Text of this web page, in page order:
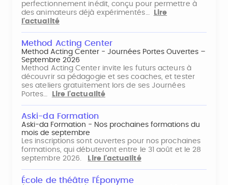
perfectionnement inédit, conçu pour permettre à
des animateurs déjà expérimentés…
Lire
l'actualité
Method Acting Center
Method Acting Center - Journées Portes Ouvertes –
Septembre 2026
Method Acting Center invite les futurs acteurs à
découvrir sa pédagogie et ses coaches, et tester
ses ateliers gratuitement lors de ses Journées
Portes…
Lire l'actualité
Aski-da Formation
Aski-da Formation - Nos prochaines formations du
mois de septembre
Les inscriptions sont ouvertes pour nos prochaines
formations, qui débuteront entre le 31 août et le 28
septembre 2026.
Lire l'actualité
École de théâtre l'Éponyme